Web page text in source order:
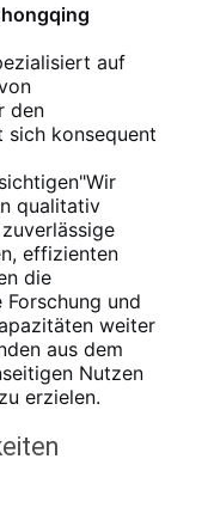
auf
den
sich konsequent
qualitativ
effizienten
die
und
weiter
aus dem
Nutzen
erzielen.